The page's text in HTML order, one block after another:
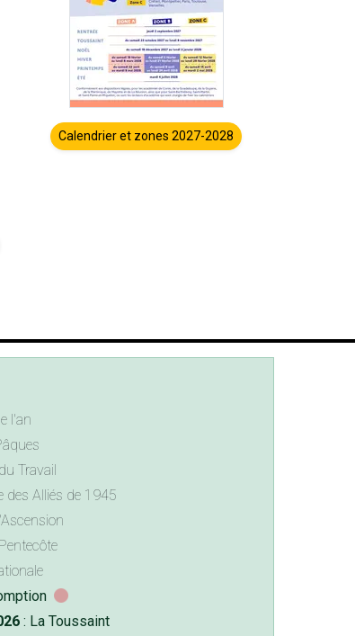
Calendrier et zones 2027-2028
l'an
Travail
des Alliés de 1945
: La Toussaint